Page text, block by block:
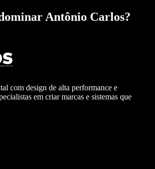
Antônio Carlos?
com design de alta performance e
em criar marcas e sistemas que